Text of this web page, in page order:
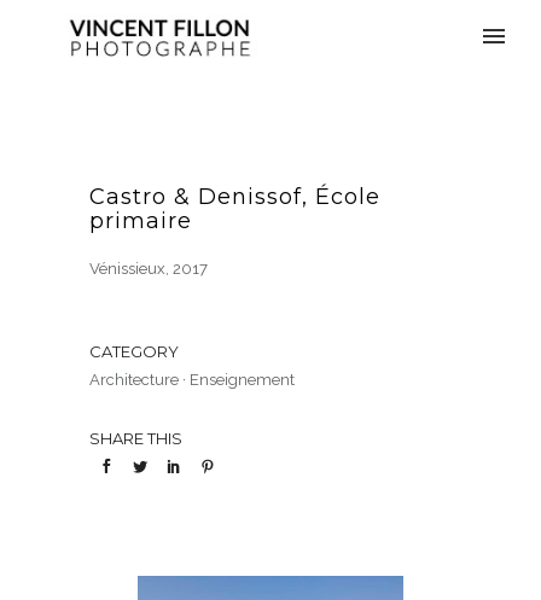
Castro & Denissof, École
primaire
Vénissieux, 2017
CATEGORY
Architecture · Enseignement
SHARE THIS